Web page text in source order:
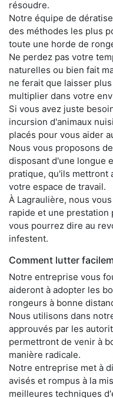
résoudre.
Notre équipe de
des méthodes les plus
toute une horde de
Ne perdez pas votre
naturelles ou bien fait
ne ferait que laisser
multiplier dans votre
Si vous avez juste
incursion d'animaux
placés pour vous aider
Nous vous proposons
disposant d'une longue
pratique, qu'ils mettront
votre espace de travail.
À Lagraulière, nous
rapide et une prestation
vous pourrez dire au
infestent.
Comment lutter
Notre entreprise vous
aideront à adopter les
rongeurs à bonne
Nous utilisons dans
approuvés par les
permettront de venir à
manière radicale.
Notre entreprise met à
avisés et rompus à la
meilleures techniques